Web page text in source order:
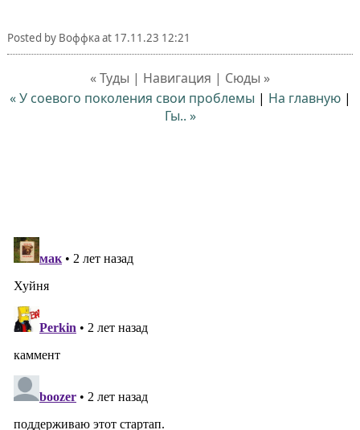
Posted by Воффкаat 17.11.23 12:21
« Туды | Навигация | Сюды »
« У соевого поколения свои проблемы | На главную|
Гы.. »